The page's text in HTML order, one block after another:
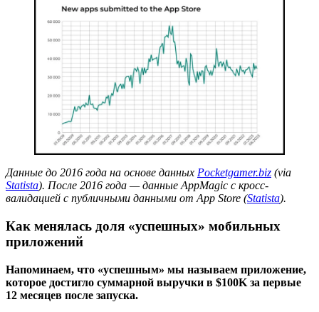
Данные до 2016 года на основе данных Pocketgamer.biz (via
Statista). После 2016 года — данные AppMagic с кросс-
валидацией с публичными данными от App Store (Statista).
Как менялась доля «успешных» мобильных
приложений
Напоминаем, что «успешным» мы называем приложение,
которое достигло суммарной выручки в $100K за первые
12 месяцев после запуска.